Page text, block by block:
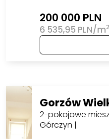
200 000 PLN
6 535,95 PLN/m2
Gorzów
2-pokojowe
Górczyn |